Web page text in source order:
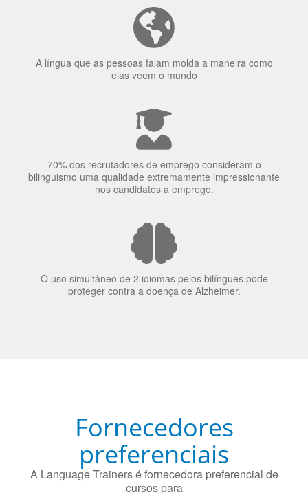
A língua que as pessoas falam molda a maneira como
70% dos recrutadores de emprego consideram o
bilinguismo uma qualidade extremamente impressionante
O uso simultâneo de 2 idiomas pelos bilíngues pode
Fornecedores
preferenciais
A Language Trainers é fornecedora preferencial de